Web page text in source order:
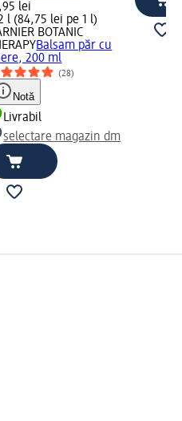
lei
l (84,75 lei pe 1 l)
BOTANIC
Balsam păr cu
200 ml
(28)
Notă
Livrabil
selectare magazin dm